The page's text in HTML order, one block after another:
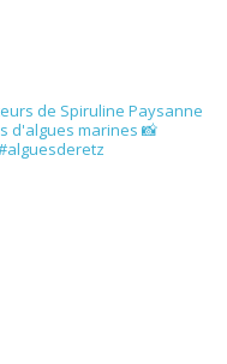
de Spiruline Paysanne
d'algues marines 📸